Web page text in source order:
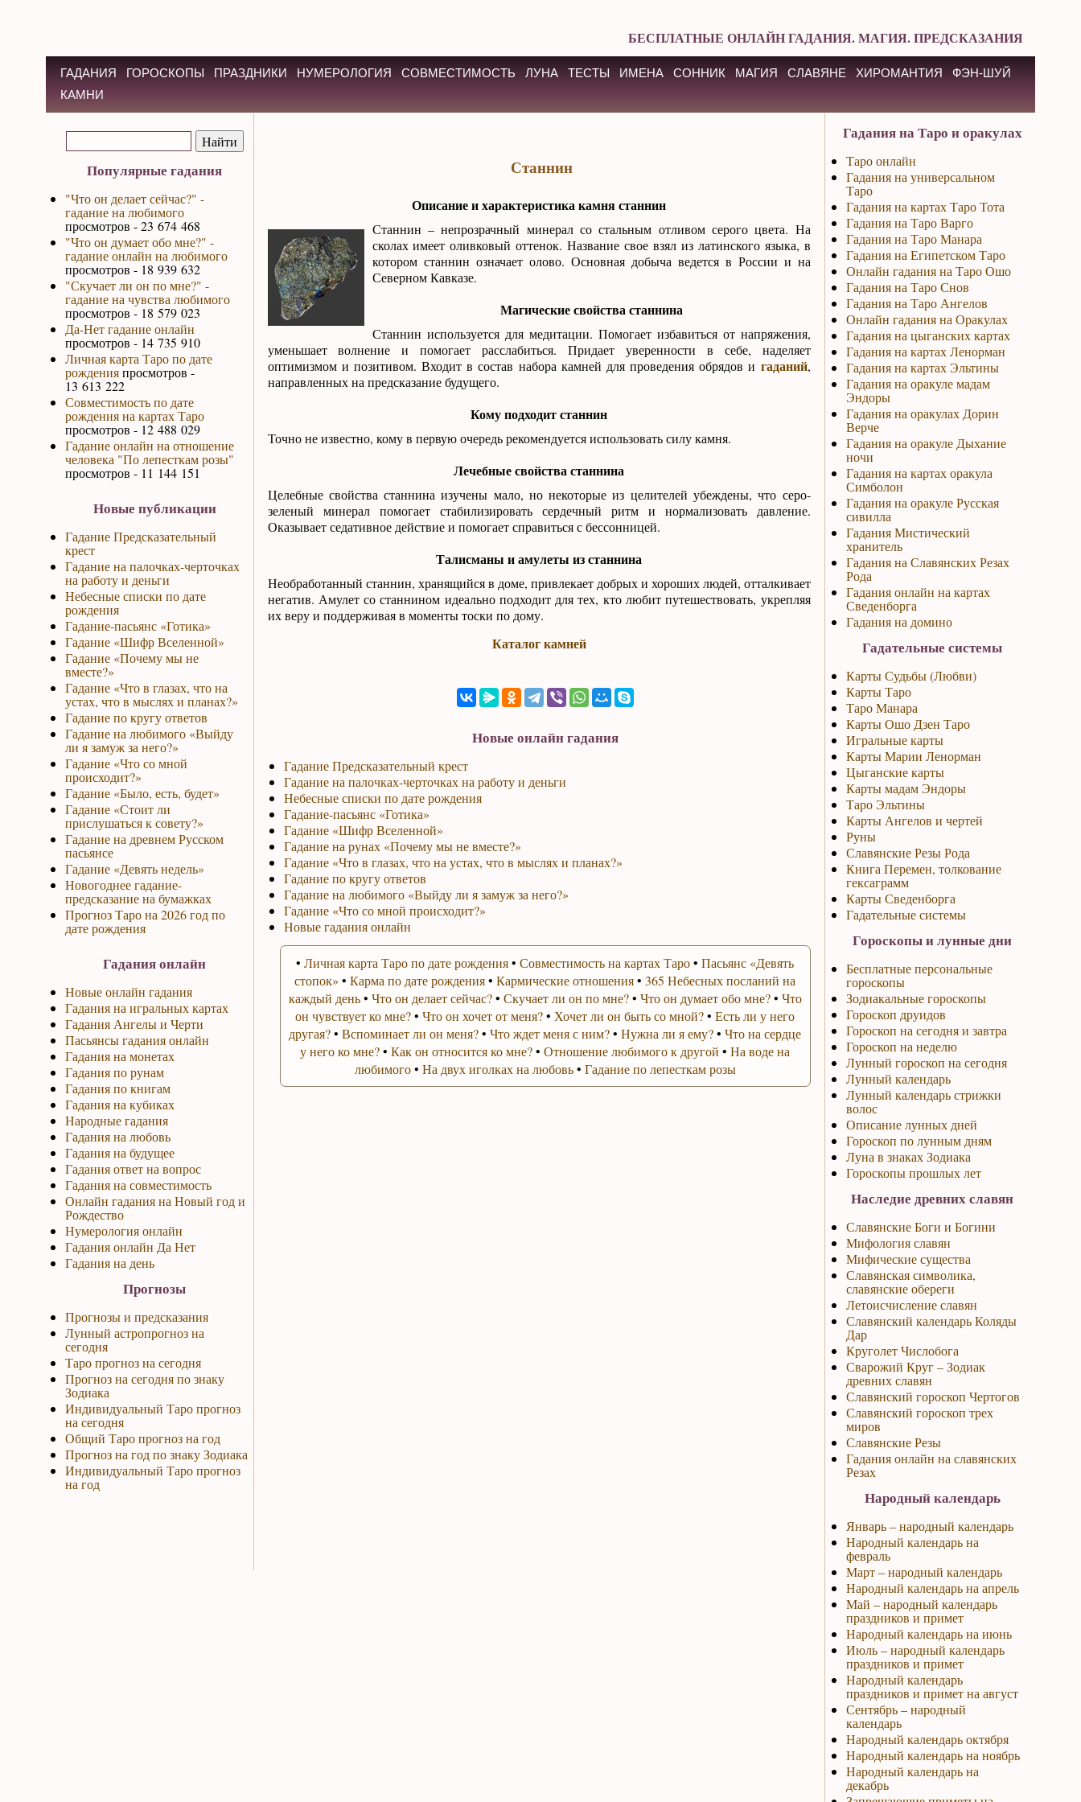
БЕСПЛАТНЫЕ ОНЛАЙН ГАДАНИЯ. МАГИЯ. ПРЕДСКАЗАНИЯ
ГАДАНИЯ ГОРОСКОПЫ ПРАЗДНИКИ НУМЕРОЛОГИЯ СОВМЕСТИМОСТЬ ЛУНА ТЕСТЫ ИМЕНА СОННИК МАГИЯ СЛАВЯНЕ ХИРОМАНТИЯ
ФЭН-ШУЙ
КАМНИ
Популярные гадания
"Что он делает сейчас?" -
гадание на любимого
просмотров - 23 674 468
"Что он думает обо мне?" -
гадание онлайн на любимого
просмотров - 18 939 632
"Скучает ли он по мне?" -
гадание на чувства любимого
просмотров - 18 579 023
Да-Нет гадание онлайн
просмотров - 14 735 910
Личная карта Таро по дате
рожденияпросмотров -
13 613 222
Совместимость по дате
рождения на картах Таро
просмотров - 12 488 029
Гадание онлайн на отношение
человека "По лепесткам розы"
просмотров - 11 144 151
Новые публикации
Гадание Предсказательный
крест
Гадание на палочках-черточках
на работу и деньги
Небесные списки по дате
рождения
Гадание-пасьянс «Готика»
Гадание «Шифр Вселенной»
Гадание «Почему мы не
вместе?»
Гадание «Что в глазах, что на
устах, что в мыслях и планах?»
Гадание по кругу ответов
Гадание на любимого «Выйду
ли я замуж за него?»
Гадание «Что со мной
происходит?»
Гадание «Было, есть, будет»
Гадание «Стоит ли
прислушаться к совету?»
Гадание на древнем Русском
пасьянсе
Гадание «Девять недель»
Новогоднее гадание-
предсказание на бумажках
Прогноз Таро на 2026 год по
дате рождения
Гадания онлайн
Новые онлайн гадания
Гадания на игральных картах
Гадания Ангелы и Черти
Пасьянсы гадания онлайн
Гадания на монетах
Гадания по рунам
Гадания по книгам
Гадания на кубиках
Народные гадания
Гадания на любовь
Гадания на будущее
Гадания ответ на вопрос
Гадания на совместимость
Онлайн гадания на Новый год и
Рождество
Нумерология онлайн
Гадания онлайн Да Нет
Гадания на день
Прогнозы
Прогнозы и предсказания
Лунный астропрогноз на
сегодня
Таро прогноз на сегодня
Прогноз на сегодня по знаку
Зодиака
Индивидуальный Таро прогноз
на сегодня
Общий Таро прогноз на год
Прогноз на год по знаку Зодиака
Индивидуальный Таро прогноз
на год
Станнин
Описание и характеристика камня станнин
Станнин – непрозрачный минерал со стальным отливом серого цвета. На
сколах имеет оливковый оттенок. Название свое взял из латинского языка, в
котором станнин означает олово. Основная добыча ведется в России и на
Северном Кавказе.
Магические свойства станнина
Станнин используется для медитации. Помогает избавиться от напряжения,
уменьшает волнение и помогает расслабиться. Придает уверенности в себе, наделяет
оптимизмом и позитивом. Входит в состав набора камней для проведения обрядов и гаданий,
направленных на предсказание будущего.
Кому подходит станнин
Точно не известно, кому в первую очередь рекомендуется использовать силу камня.
Лечебные свойства станнина
Целебные свойства станнина изучены мало, но некоторые из целителей убеждены, что серо-
зеленый минерал помогает стабилизировать сердечный ритм и нормализовать давление.
Оказывает седативное действие и помогает справиться с бессонницей.
Талисманы и амулеты из станнина
Необработанный станнин, хранящийся в доме, привлекает добрых и хороших людей, отталкивает
негатив. Амулет со станнином идеально подходит для тех, кто любит путешествовать, укрепляя
их веру и поддерживая в моменты тоски по дому.
Каталог камней
Новые онлайн гадания
Гадание Предсказательный крест
Гадание на палочках-черточках на работу и деньги
Небесные списки по дате рождения
Гадание-пасьянс «Готика»
Гадание «Шифр Вселенной»
Гадание на рунах «Почему мы не вместе?»
Гадание «Что в глазах, что на устах, что в мыслях и планах?»
Гадание по кругу ответов
Гадание на любимого «Выйду ли я замуж за него?»
Гадание «Что со мной происходит?»
Новые гадания онлайн
• Личная карта Таро по дате рождения• Совместимость на картах Таро• Пасьянс «Девять
стопок» • Карма по дате рождения• Кармические отношения• 365 Небесных посланий на
каждый день• Что он делает сейчас?• Скучает ли он по мне?• Что он думает обо мне?• Что
он чувствует ко мне?• Что он хочет от меня?• Хочет ли он быть со мной?• Есть ли у него
другая?• Вспоминает ли он меня?• Что ждет меня с ним?• Нужна ли я ему?• Что на сердце
у него ко мне?• Как он относится ко мне?• Отношение любимого к другой • На воде на
любимого• На двух иголках на любовь• Гадание по лепесткам розы
Гадания на Таро и оракулах
Таро онлайн
Гадания на универсальном
Таро
Гадания на картах Таро Тота
Гадания на Таро Варго
Гадания на Таро Манара
Гадания на Египетском Таро
Онлайн гадания на Таро Ошо
Гадания на Таро Снов
Гадания на Таро Ангелов
Онлайн гадания на Оракулах
Гадания на цыганских картах
Гадания на картах Ленорман
Гадания на картах Эльтины
Гадания на оракуле мадам
Эндоры
Гадания на оракулах Дорин
Верче
Гадания на оракуле Дыхание
ночи
Гадания на картах оракула
Симболон
Гадания на оракуле Русская
сивилла
Гадания Мистический
хранитель
Гадания на Славянских Резах
Рода
Гадания онлайн на картах
Сведенборга
Гадания на домино
Гадательные системы
Карты Судьбы (Любви)
Карты Таро
Таро Манара
Карты Ошо Дзен Таро
Игральные карты
Карты Марии Ленорман
Цыганские карты
Карты мадам Эндоры
Таро Эльтины
Карты Ангелов и чертей
Руны
Славянские Резы Рода
Книга Перемен, толкование
гексаграмм
Карты Сведенборга
Гадательные системы
Гороскопы и лунные дни
Бесплатные персональные
гороскопы
Зодиакальные гороскопы
Гороскоп друидов
Гороскоп на сегодня и завтра
Гороскоп на неделю
Лунный гороскоп на сегодня
Лунный календарь
Лунный календарь стрижки
волос
Описание лунных дней
Гороскоп по лунным дням
Луна в знаках Зодиака
Гороскопы прошлых лет
Наследие древних славян
Славянские Боги и Богини
Мифология славян
Мифические существа
Славянская символика,
славянские обереги
Летоисчисление славян
Славянский календарь Коляды
Дар
Круголет Числобога
Сварожий Круг – Зодиак
древних славян
Славянский гороскоп Чертогов
Славянский гороскоп трех
миров
Славянские Резы
Гадания онлайн на славянских
Резах
Народный календарь
Январь – народный календарь
Народный календарь на
февраль
Март – народный календарь
Народный календарь на апрель
Май – народный календарь
праздников и примет
Народный календарь на июнь
Июль – народный календарь
праздников и примет
Народный календарь
праздников и примет на август
Сентябрь – народный
календарь
Народный календарь октября
Народный календарь на ноябрь
Народный календарь на
декабрь